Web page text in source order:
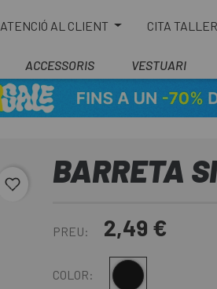
ATENCIÓ AL CLIENT CITA TALLER
ACCESSORIS VESTUARI
favorite_border
BARRETA
PREU: 2,49 €
COLOR: Multi